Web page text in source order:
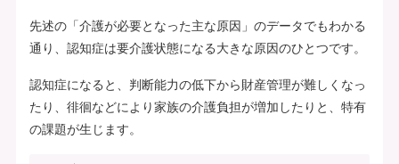
先述の「介護が必要となった主な原因」のデータでもわかる
通り、認知症は要介護状態になる大きな原因のひとつです。
認知症になると、判断能力の低下から財産管理が難しくなっ
たり、徘徊などにより家族の介護負担が増加したりと、特有
の課題が生じます。